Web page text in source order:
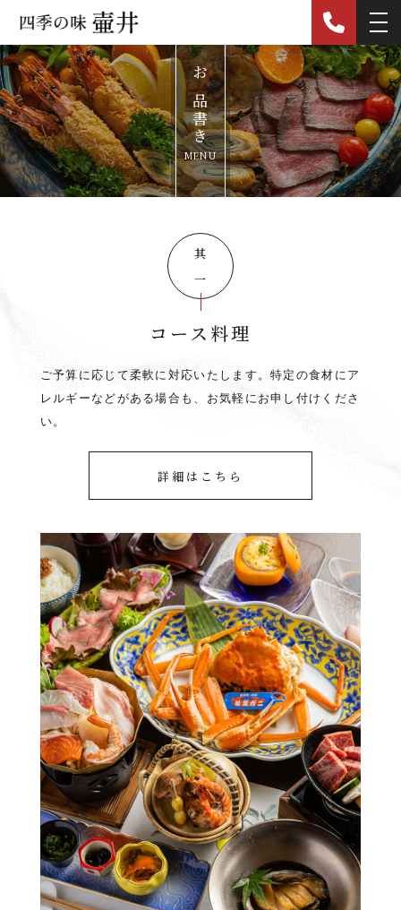
お品書き
MENU
其の一
コース料理
ご予算に応じて柔軟に対応いたします。特定の食材にア
レルギーなどがある場合も、お気軽にお申し付けくださ
い。
詳細はこちら